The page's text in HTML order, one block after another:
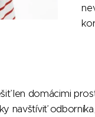
len domácimi
navštíviť